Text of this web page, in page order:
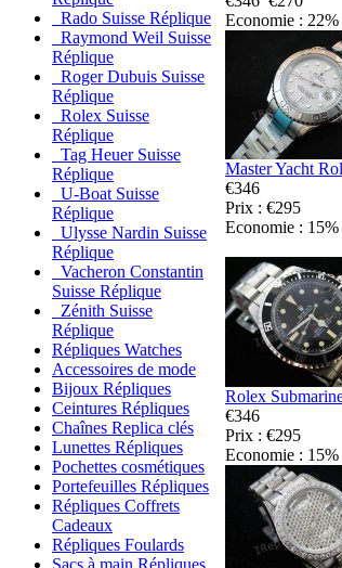
Rado Suisse Réplique
Raymond Weil Suisse
Réplique
Roger Dubuis Suisse
Réplique
Rolex Suisse
Réplique
Tag Heuer Suisse
Réplique
U-Boat Suisse
Réplique
Ulysse Nardin Suisse
Réplique
Vacheron Constantin
Suisse Réplique
Zénith Suisse
Réplique
Répliques Watches
Accessoires de mode
Bijoux Répliques
Ceintures Répliques
Chaînes Replica clés
Lunettes Répliques
Pochettes cosmétiques
Portefeuilles Répliques
Répliques Coffrets
Cadeaux
Répliques Foulards
Economie : 22%
Master Yacht
€346
Prix : €295
Economie : 15%
Rolex
€346
Prix : €295
Economie : 15%